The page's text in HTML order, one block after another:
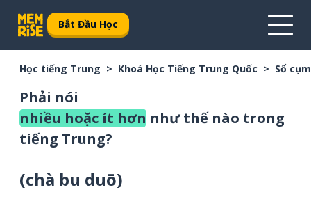
Bắt Đầu Học
Học tiếng Trung Khoá Học Tiếng Trung Quốc Sổ
Phải nói
nhiều hoặc ít hơn như thế nào trong
tiếng Trung?
(chà bu duō)